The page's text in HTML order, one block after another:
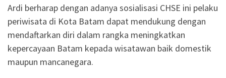
Ardi berharap dengan adanya sosialisasi CHSE ini pelaku
periwisata di Kota Batam dapat mendukung dengan
mendaftarkan diri dalam rangka meningkatkan
kepercayaan Batam kepada wisatawan baik domestik
maupun mancanegara.